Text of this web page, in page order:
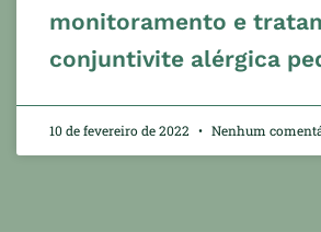
monitoramento e
conjuntivite alérgica
10 de fevereiro de 2022 Nenhum